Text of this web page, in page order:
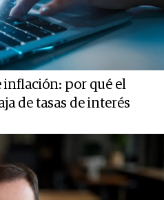
por qué el
de tasas de interés